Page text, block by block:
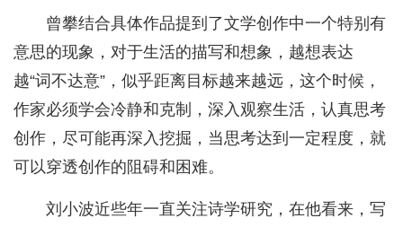
曾攀结合具体作品提到了文学创作中一个特别有
意思的现象，对于生活的描写和想象，越想表达
越“词不达意”，似乎距离目标越来越远，这个时候，
作家必须学会冷静和克制，深入观察生活，认真思考
创作，尽可能再深入挖掘，当思考达到一定程度，就
可以穿透创作的阻碍和困难。
刘小波近些年一直关注诗学研究，在他看来，写